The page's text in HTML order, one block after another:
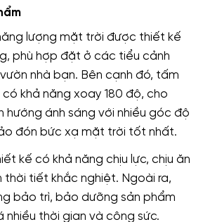
lượng mặt trời được thiết kế
phù hợp đặt ở các tiểu cảnh
nhà bạn. Bên cạnh đó, tấm
khả năng xoay 180 độ, cho
hướng ánh sáng với nhiều góc độ
đón bức xạ mặt trời tốt nhất.
kế có khả năng chịu lực, chịu ăn
thời tiết khắc nghiệt. Ngoài ra,
bảo trì, bảo dưỡng sản phẩm
nhiều thời gian và công sức.